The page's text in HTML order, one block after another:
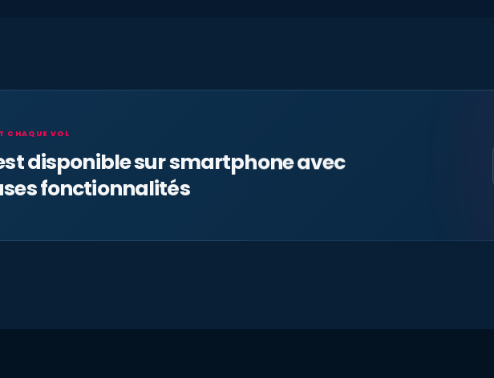
CHAQUE VOL
disponible sur smartphone avec
fonctionnalités